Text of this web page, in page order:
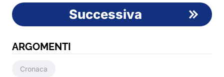
Successiva
ARGOMENTI
Cronaca